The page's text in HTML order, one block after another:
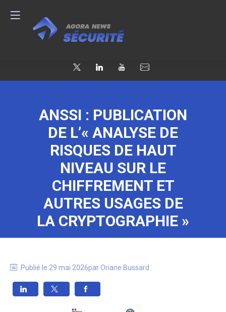
ANSSI : PUBLICATION
DE L’« ANALYSE DE
RISQUES DE HAUT
NIVEAU SUR LE
CHIFFREMENT ET
AUTRES USAGES DE
LA CRYPTOGRAPHIE »
Publié le 29 mai 2026parOriane Bussard